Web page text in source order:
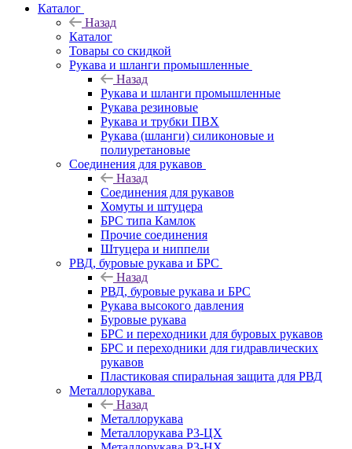
Каталог
Назад
Каталог
Товары со скидкой
Рукава и шланги промышленные
Назад
Рукава и шланги промышленные
Рукава резиновые
Рукава и трубки ПВХ
Рукава (шланги) силиконовые и
полиуретановые
Соединения для рукавов
Назад
Соединения для рукавов
Хомуты и штуцера
БРС типа Камлок
Прочие соединения
Штуцера и ниппели
РВД, буровые рукава и БРС
Назад
РВД, буровые рукава и БРС
Рукава высокого давления
Буровые рукава
БРС и переходники для буровых рукавов
БРС и переходники для гидравлических
рукавов
Пластиковая спиральная защита для РВД
Металлорукава
Назад
Металлорукава
Металлорукава Р3-ЦХ